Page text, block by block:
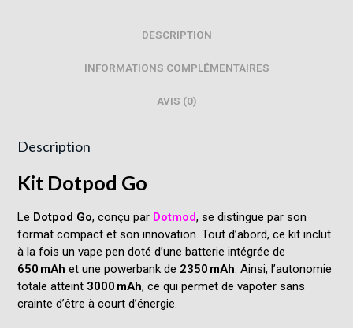
DESCRIPTION
INFORMATIONS COMPLÉMENTAIRES
AVIS (0)
Description
Kit Dotpod Go
Le Dotpod Go, conçu par Dotmod, se distingue par son
format compact et son innovation. Tout d’abord, ce kit inclut
à la fois un vape pen doté d’une batterie intégrée de
650 mAh et une powerbank de 2350 mAh . Ainsi, l’autonomie
totale atteint 3000 mAh, ce qui permet de vapoter sans
crainte d’être à court d’énergie.